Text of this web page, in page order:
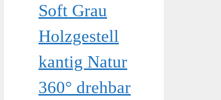
Soft Grau
Holzgestell
kantig Natur
360° drehbar